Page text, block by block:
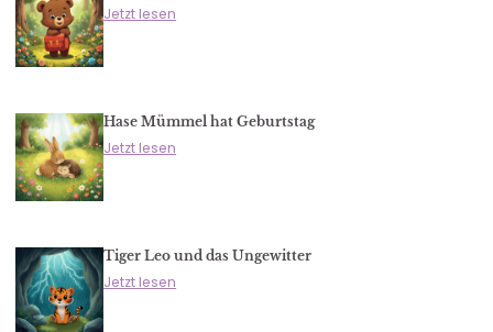
Jetzt lesen
Hase Mümmel hat Geburtstag
Jetzt lesen
Tiger Leo und das Ungewitter
Jetzt lesen